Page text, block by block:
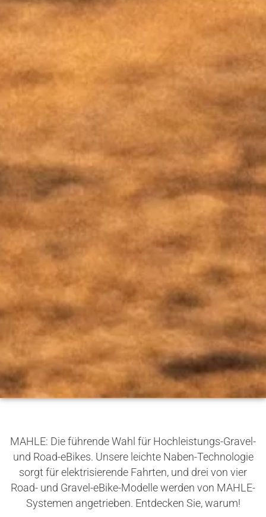
MAHLE: Die führende Wahl für Hochleistungs-Gravel-
und Road-eBikes. Unsere leichte Naben-Technologie
sorgt für elektrisierende Fahrten, und drei von vier
Road- und Gravel-eBike-Modelle werden von MAHLE-
Systemen angetrieben. Entdecken Sie, warum!